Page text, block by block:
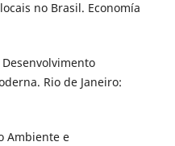
no Brasil. Economía
Rio de Janeiro:
Ambiente e